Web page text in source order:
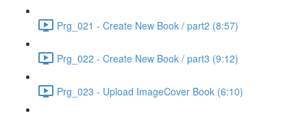
Prg_021 - Create New Book / part2 (8:57)
Prg_022 - Create New Book / part3 (9:12)
Prg_023 - Upload ImageCover Book (6:10)